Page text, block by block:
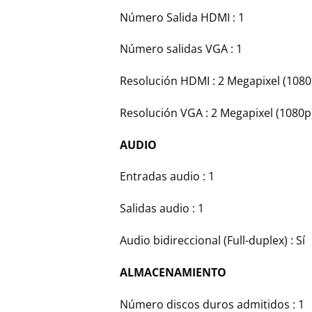
Número Salida HDMI : 1
Número salidas VGA : 1
Resolución HDMI : 2 Megapixel
Resolución VGA : 2 Megapixel
AUDIO
Entradas audio : 1
Salidas audio : 1
Audio bidireccional (Full-duplex) : Sí
ALMACENAMIENTO
Número discos duros admitidos : 1